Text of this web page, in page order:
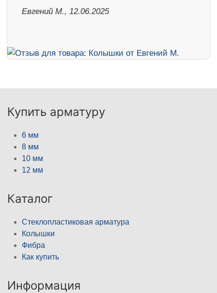
Евгений М., 12.06.2025
Купить арматуру
6 мм
8 мм
10 мм
12 мм
Каталог
Стеклопластиковая арматура
Колышки
Фибра
Как купить
Информация